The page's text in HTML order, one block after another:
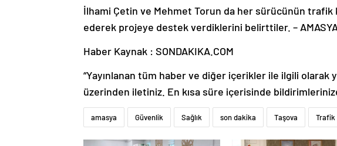
İlhami Çetin ve Mehmet Torun da her sürücünün trafik
ederek projeye destek verdiklerini belirttiler. –
Haber Kaynak : SONDAKIKA.COM
“Yayınlanan tüm haber ve diğer içerikler ile ilgili olarak
üzerinden iletiniz. En kısa süre içerisinde
amasya Güvenlik Sağlık son dakika Taşova Trafik